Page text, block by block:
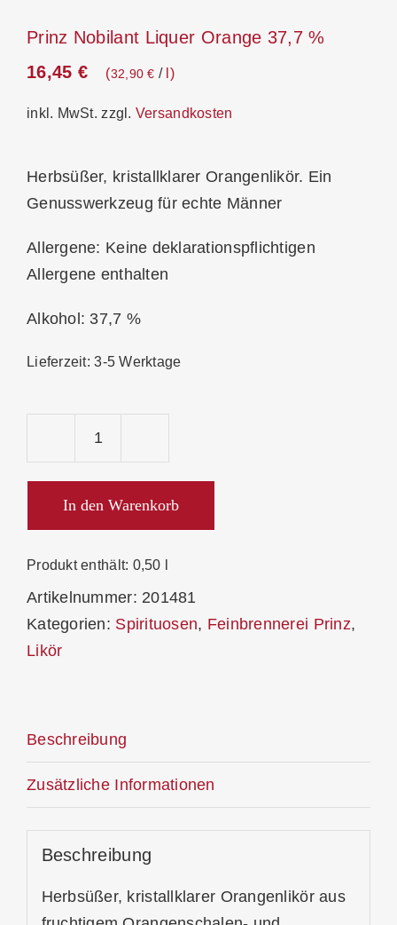
Prinz Nobilant Liquer Orange 37,7 %
16,45 € 32,90€ / l
inkl. MwSt. zzgl. Versandkosten
Herbsüßer, kristallklarer Orangenlikör. Ein
Genusswerkzeug für echte Männer
Allergene: Keine deklarationspflichtigen
Allergene enthalten
Alkohol: 37,7 %
Lieferzeit:3-5 Werktage
Liquer
Orange
37,7
In den Warenkorb
Produkt enthält: 0,50 l
Artikelnummer: 201481
Kategorien: Spirituosen, Feinbrennerei Prinz,
Likör
Beschreibung
Zusätzliche Informationen
Beschreibung
Herbsüßer, kristallklarer Orangenlikör aus